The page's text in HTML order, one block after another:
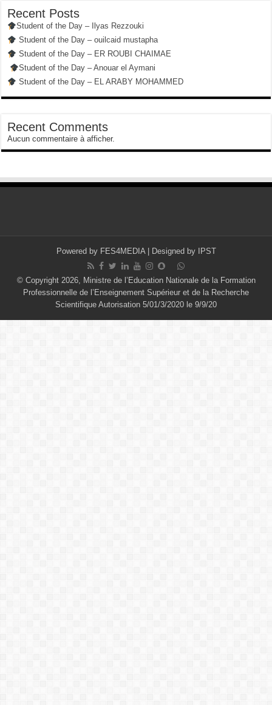
Recent Posts
Student of the Day – Ilyas Rezzouki
Student of the Day – ouilcaid mustapha
Student of the Day – ER ROUBI CHAIMAE
Student of the Day – Anouar el Aymani
Student of the Day – EL ARABY MOHAMMED
Recent Comments
Aucun commentaire à afficher.
Powered by FES4MEDIA| Designed by IPST
© Copyright 2026, Ministre de l’Education Nationale de la Formation
Professionnelle de l’Enseignement Supérieur et de la Recherche
Scientifique Autorisation 5/01/3/2020 le 9/9/20